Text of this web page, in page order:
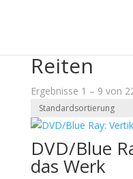
Reiten
Ergebnisse 1 – 9 von
DVD/Blue
das Werk